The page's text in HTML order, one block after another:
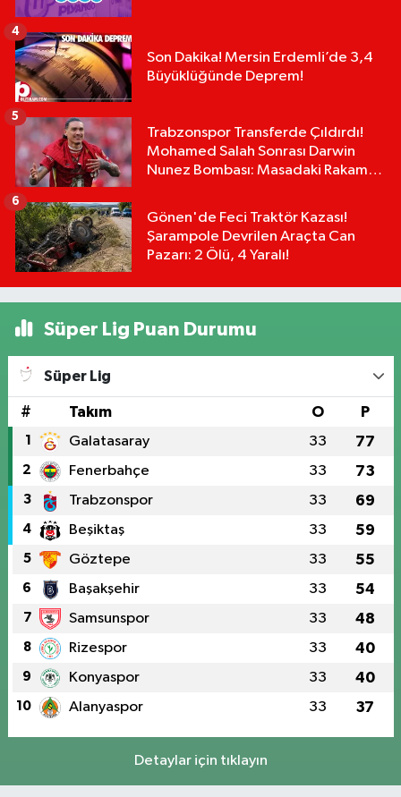
Son Dakika! Mersin Erdemli’de 3,4
Büyüklüğünde Deprem!
4
Trabzonspor Transferde Çıldırdı!
Mohamed Salah Sonrası Darwin
Nunez Bombası: Masadaki Rakam
5
Gönen'de Feci Traktör Kazası!
Şarampole Devrilen Araçta Can
Pazarı: 2 Ölü, 4 Yaralı!
6
Süper Lig Puan Durumu
Süper Lig
# Takım O P
1 Galatasaray 33 77
2 Fenerbahçe 33 73
3 Trabzonspor 33 69
4 Beşiktaş 33 59
5 Göztepe 33 55
6 Başakşehir 33 54
7 Samsunspor 33 48
8 Rizespor 33 40
9 Konyaspor 33 40
10 Alanyaspor 33 37
Detaylar için tıklayın